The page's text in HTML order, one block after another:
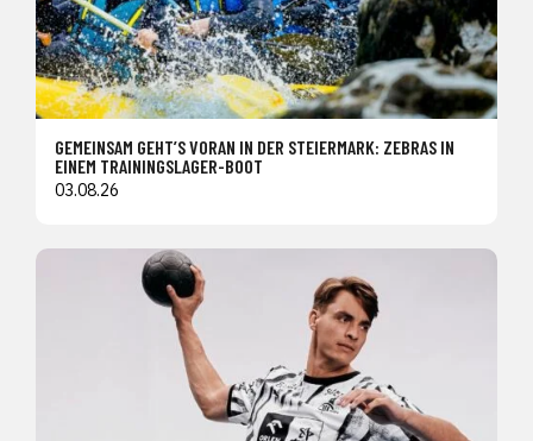
GEMEINSAM GEHT’S VORAN IN DER STEIERMARK: ZEBRAS IN
EINEM TRAININGSLAGER-BOOT
03.08.26